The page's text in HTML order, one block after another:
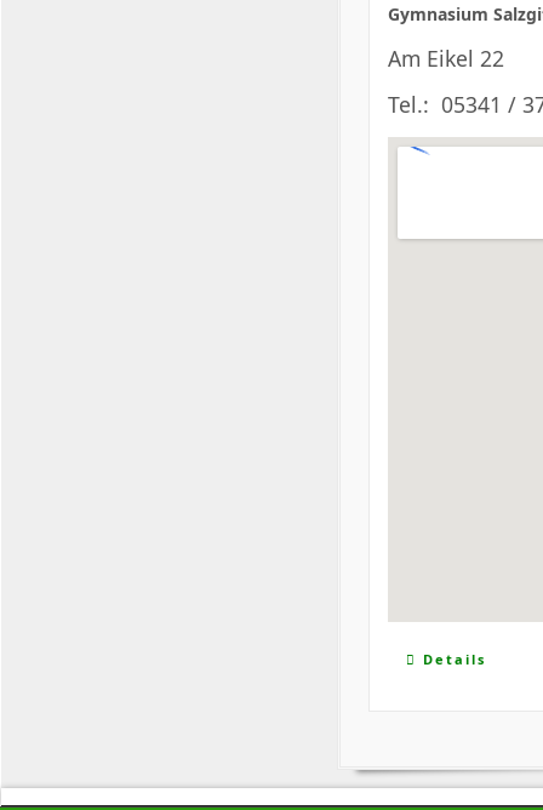
Gymnasium
Am Eikel 22
Tel.: 05341 /
Details